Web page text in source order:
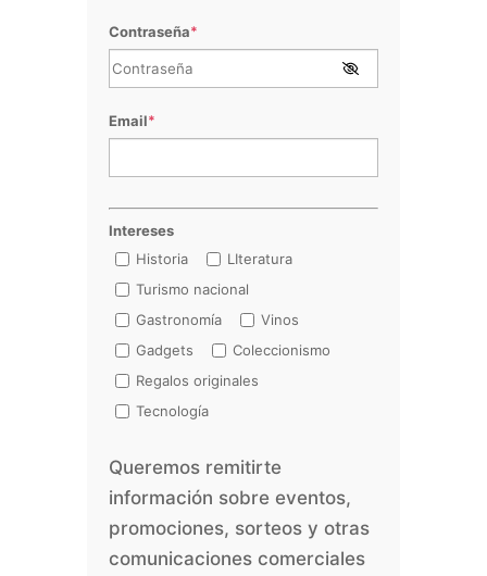
Contraseña*
Email*
Intereses
Historia
LIteratura
Turismo nacional
Gastronomía
Vinos
Gadgets
Coleccionismo
Regalos originales
Tecnología
Queremos remitirte
información sobre eventos,
promociones, sorteos y otras
comunicaciones comerciales